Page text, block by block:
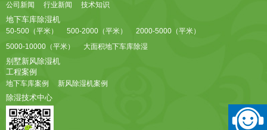
公司新闻 行业新闻 技术知识
地下车库除湿机
50-500（平米） 500-2000（平米）
2000-5000（平米）
5000-10000（平米）
大面积地下车库除湿
别墅新风除湿机
工程案例
地下车库案例 新风除湿机案例
除湿技术中心